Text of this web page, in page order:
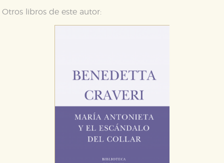
Otros libros de este autor:
HABILITAR TODO RECHAZAR TODO
Cookies necesarias
Estas cookies son necesarias para que nuestro sitio
web funcione y no es posible deshabilitarlas desde
nuestro sistema. Es posible hacerlo desde el
áreas de nuestra web dejen de funcionar